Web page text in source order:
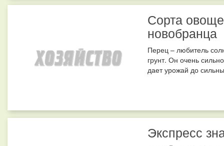
Сорта
новобранца
Перец – любитель
грунт. Он очень
дает урожай до
Экспресс